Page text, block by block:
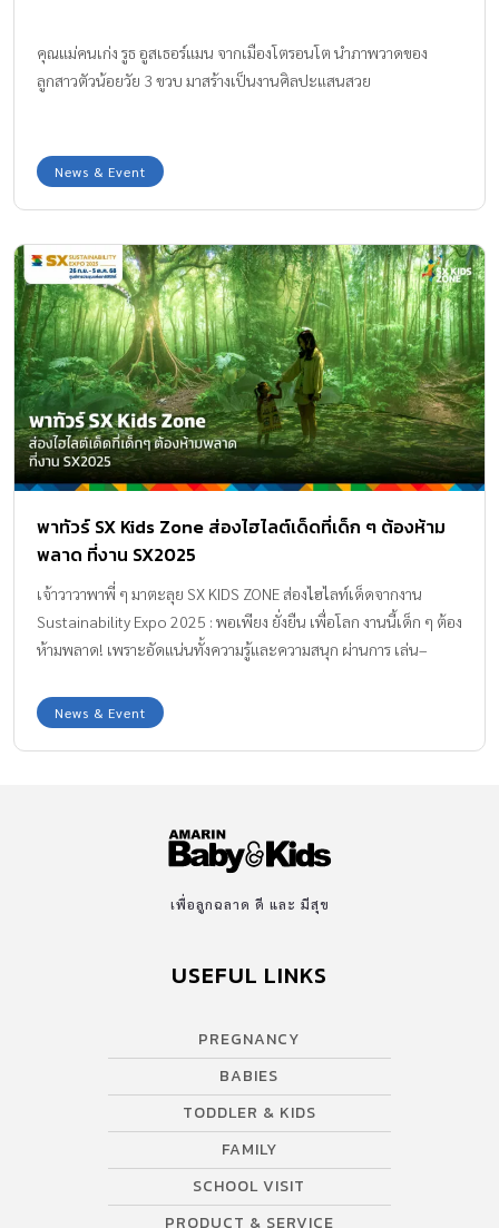
คุณแม่คนเก่ง รูธ อูสเธอร์แมน จากเมืองโตรอนโต นำภาพวาดของ
ลูกสาวตัวน้อยวัย 3 ขวบ มาสร้างเป็นงานศิลปะแสนสวย
News & Event
พาทัวร์ SX Kids Zone ส่องไฮไลต์เด็ดที่เด็ก ๆ ต้องห้าม
พลาด ที่งาน SX2025
เจ้าวาวาพาพี่ ๆ มาตะลุย SX KIDS ZONE ส่องไฮไลท์เด็ดจากงาน
Sustainability Expo 2025 : พอเพียง ยั่งยืน เพื่อโลก งานนี้เด็ก ๆ ต้อง
ห้ามพลาด! เพราะอัดแน่นทั้งความรู้และความสนุก ผ่านการ เล่น–
แรกคุณพ่อคุณแม่อย่าลืมไปลงทะเบียนที่ SX KIDS Passport จุดลง
ทะเบียนรับสมุดคู่ใจ พาเด็ก ๆ ท่องไปในทุกกิจกรรมในงาน นิทรรศการ
ผจญภัยในโลกแห่งการพรางตัว ห้องที่สาม : มาบอกลาโลกร้อน พร้อม
รับมือยุคโลกเดือด Sustainability and Whale’s Exhibition by […]
News & Event
เพื่อลูกฉลาด ดี และ มีสุข
USEFUL LINKS
PREGNANCY
BABIES
TODDLER & KIDS
FAMILY
SCHOOL VISIT
PRODUCT & SERVICE